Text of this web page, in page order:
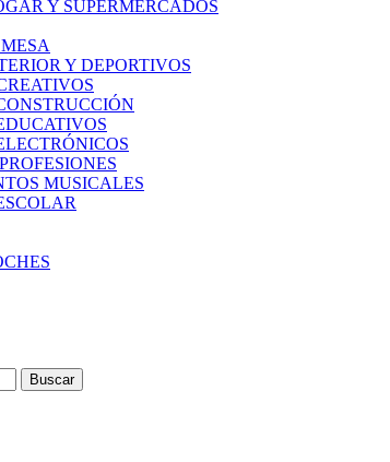
Y SUPERMERCADOS
Y DEPORTIVOS
MUSICALES
Buscar